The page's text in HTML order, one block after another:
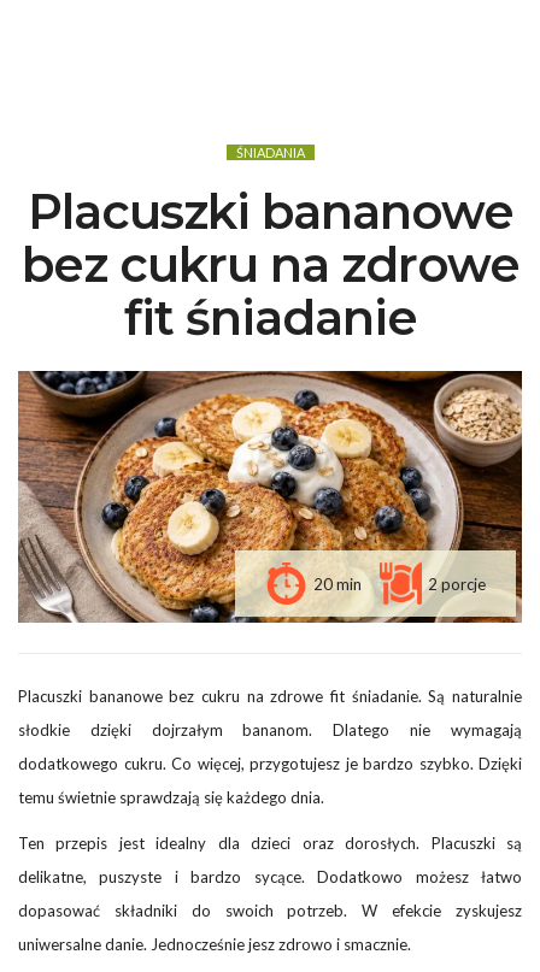
ŚNIADANIA
Placuszki bananowe
bez cukru na zdrowe
fit śniadanie
Placuszki bananowe bez cukru na zdrowe fit śniadanie. Są naturalnie
słodkie dzięki dojrzałym bananom. Dlatego nie wymagają
dodatkowego cukru. Co więcej, przygotujesz je bardzo szybko. Dzięki
temu świetnie sprawdzają się każdego dnia.
Ten przepis jest idealny dla dzieci oraz dorosłych. Placuszki są
delikatne, puszyste i bardzo sycące. Dodatkowo możesz łatwo
dopasować składniki do swoich potrzeb. W efekcie zyskujesz
uniwersalne danie. Jednocześnie jesz zdrowo i smacznie.
20 min 2 porcje